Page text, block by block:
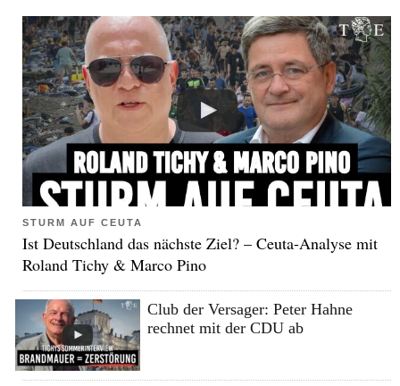
STURM AUF CEUTA
Ist Deutschland das nächste Ziel? – Ceuta-Analyse mit
Roland Tichy & Marco Pino
Club der Versager: Peter Hahne
rechnet mit der CDU ab